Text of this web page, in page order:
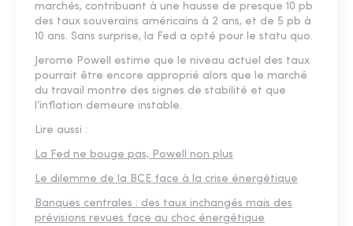
marchés, contribuant à une hausse de presque 10 pb
des taux souverains américains à 2 ans, et de 5 pb à
10 ans. Sans surprise, la Fed a opté pour le statu quo.
Jerome Powell estime que le niveau actuel des taux
pourrait être encore approprié alors que le marché
du travail montre des signes de stabilité et que
l’inflation demeure instable.
Lire aussi :
La Fed ne bouge pas, Powell non plus
Le dilemme de la BCE face à la crise énergétique
Banques centrales : des taux inchangés mais des
prévisions revues face au choc énergétique